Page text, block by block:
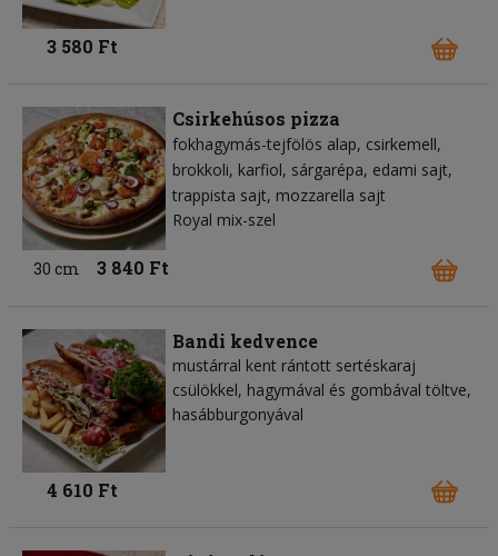
3 580 Ft
Csirkehúsos pizza
fokhagymás-tejfölös alap csirkemell
brokkoli karfiol sárgarépa edami sajt
trappista sajt mozzarella sajt
Royal mix-szel
30 cm 3 840 Ft
Bandi kedvence
mustárral kent rántott sertéskaraj
csülökkel, hagymával és gombával töltve,
hasábburgonyával
4 610 Ft